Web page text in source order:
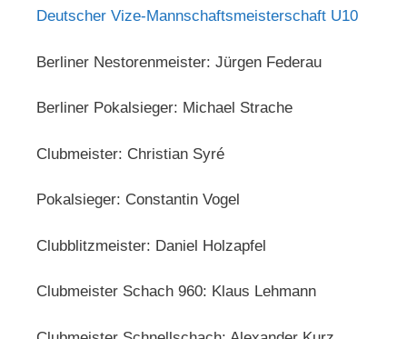
Deutscher Vize-Mannschaftsmeisterschaft U10
Berliner Nestorenmeister: Jürgen Federau
Berliner Pokalsieger: Michael Strache
Clubmeister: Christian Syré
Pokalsieger: Constantin Vogel
Clubblitzmeister: Daniel Holzapfel
Clubmeister Schach 960: Klaus Lehmann